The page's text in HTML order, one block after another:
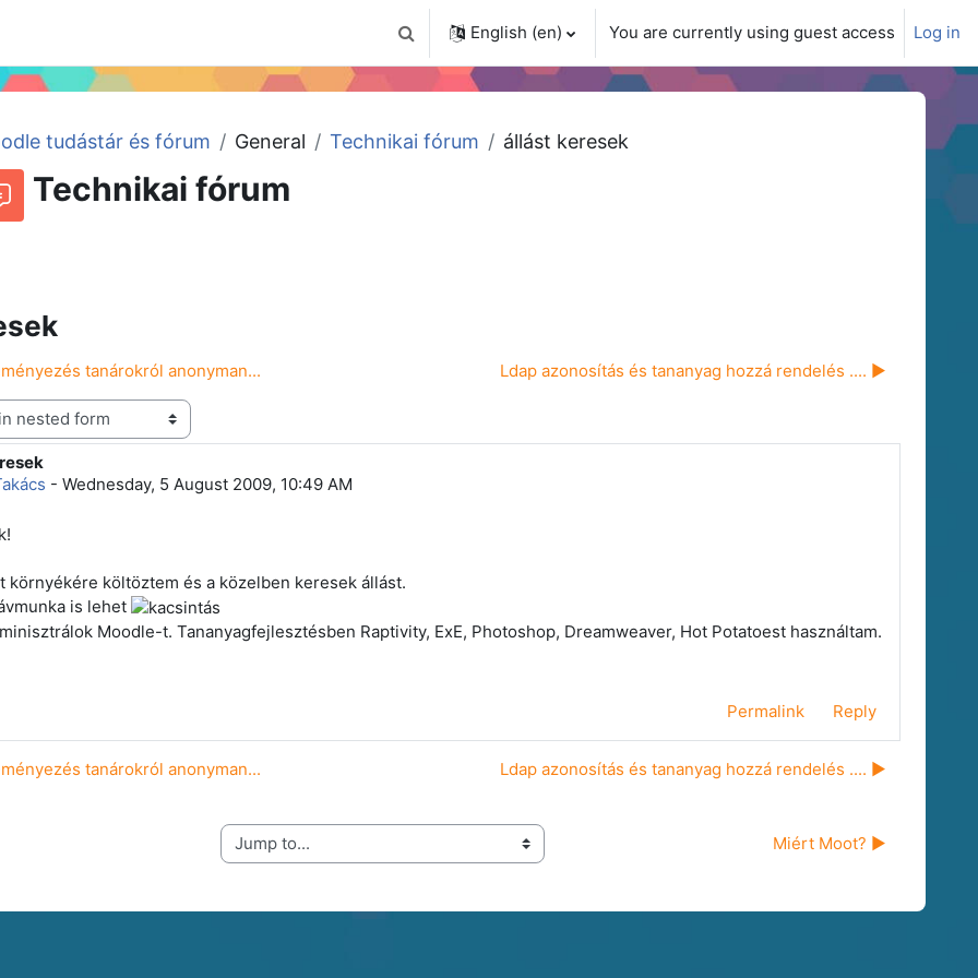
Toggle search input
English ‎(en)‎ You are currently using guest access Log in
tudástár és fórum General Technikai fórum állást keresek
Technikai fórum
tanárokról anonyman... Ldap azonosítás és tananyag hozzá rendelés .... ▶︎
- Wednesday, 5 August 2009, 10:49 AM
replies: 0
környékére költöztem és a közelben keresek állást.
is lehet
Moodle-t. Tananyagfejlesztésben Raptivity, ExE, Photoshop, Dreamweaver, Hot Potatoest használtam.
Permalink Reply
tanárokról anonyman... Ldap azonosítás és tananyag hozzá rendelés .... ▶︎
Jump to... Miért Moot? ▶︎